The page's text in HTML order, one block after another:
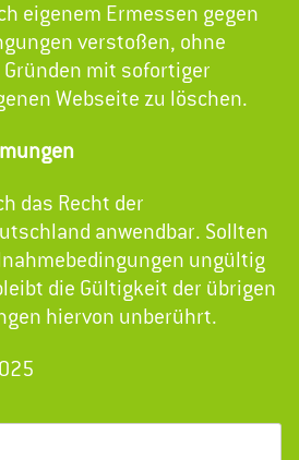
eigenem Ermessen gegen
verstoßen, ohne
Gründen mit sofortiger
Webseite zu löschen.
das Recht der
anwendbar. Sollten
ungültig
die Gültigkeit der übrigen
hiervon unberührt.